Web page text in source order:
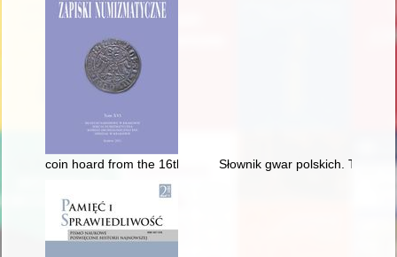
coin hoard from the 16th century found during archaeological
Słownik gwar polskich. T. 10 z.